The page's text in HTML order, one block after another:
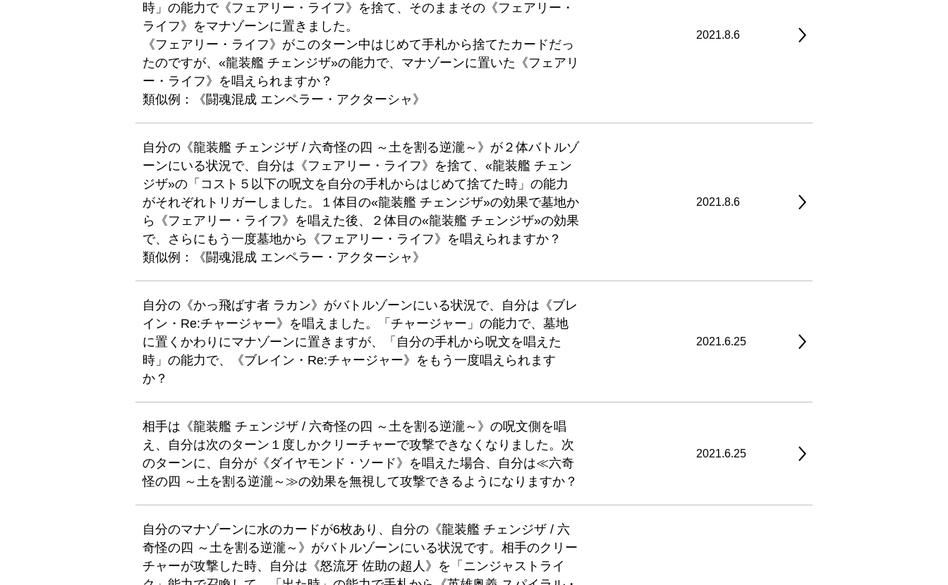
時」の能力で《フェアリー・ライフ》を捨て、そのままその《フェアリー・
ライフ》をマナゾーンに置きました。
《フェアリー・ライフ》がこのターン中はじめて手札から捨てたカードだっ
たのですが、«龍装艦 チェンジザ»の能力で、マナゾーンに置いた《フェアリ
ー・ライフ》を唱えられますか？
類似例：《闘魂混成 エンペラー・アクターシャ》
2021.8.6
自分の《龍装艦 チェンジザ / 六奇怪の四 ～土を割る逆瀧～》が２体バトルゾ
ーンにいる状況で、自分は《フェアリー・ライフ》を捨て、«龍装艦 チェン
ジザ»の「コスト５以下の呪文を自分の手札からはじめて捨てた時」の能力
がそれぞれトリガーしました。１体目の«龍装艦 チェンジザ»の効果で墓地か
ら《フェアリー・ライフ》を唱えた後、２体目の«龍装艦 チェンジザ»の効果
で、さらにもう一度墓地から《フェアリー・ライフ》を唱えられますか？
類似例：《闘魂混成 エンペラー・アクターシャ》
2021.8.6
自分の《かっ飛ばす者 ラカン》がバトルゾーンにいる状況で、自分は《ブレ
イン・Re:チャージャー》を唱えました。「チャージャー」の能力で、墓地
に置くかわりにマナゾーンに置きますが、「自分の手札から呪文を唱えた
時」の能力で、《ブレイン・Re:チャージャー》をもう一度唱えられます
か？
2021.6.25
相手は《龍装艦 チェンジザ / 六奇怪の四 ～土を割る逆瀧～》の呪文側を唱
え、自分は次のターン１度しかクリーチャーで攻撃できなくなりました。次
のターンに、自分が《ダイヤモンド・ソード》を唱えた場合、自分は≪六奇
怪の四 ～土を割る逆瀧～≫の効果を無視して攻撃できるようになりますか？
2021.6.25
自分のマナゾーンに水のカードが6枚あり、自分の《龍装艦 チェンジザ / 六
奇怪の四 ～土を割る逆瀧～》がバトルゾーンにいる状況です。相手のクリー
チャーが攻撃した時、自分は《怒流牙 佐助の超人》を「ニンジャストライ